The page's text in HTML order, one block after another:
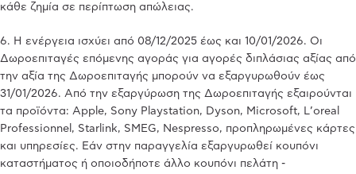
κάθε ζημία σε περίπτωση απώλειας.
6. Η ενέργεια ισχύει από 08/12/2025 έως και 10/01/2026. Οι
Δωροεπιταγές επόμενης αγοράς για αγορές διπλάσιας αξίας από
την αξία της Δωροεπιταγής μπορούν να εξαργυρωθούν έως
31/01/2026. Από την εξαργύρωση της Δωροεπιταγής εξαιρούνται
τα προϊόντα: Apple, Sony Playstation, Dyson, Microsoft, L’oreal
Professionnel, Starlink, SMEG, Nespresso, προπληρωμένες κάρτες
και υπηρεσίες. Εάν στην παραγγελία εξαργυρωθεί κουπόνι
καταστήματος ή οποιοδήποτε άλλο κουπόνι πελάτη -